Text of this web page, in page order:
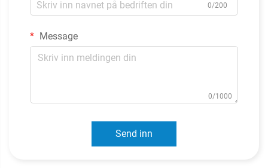
0/200
Message
0/1000
Send inn